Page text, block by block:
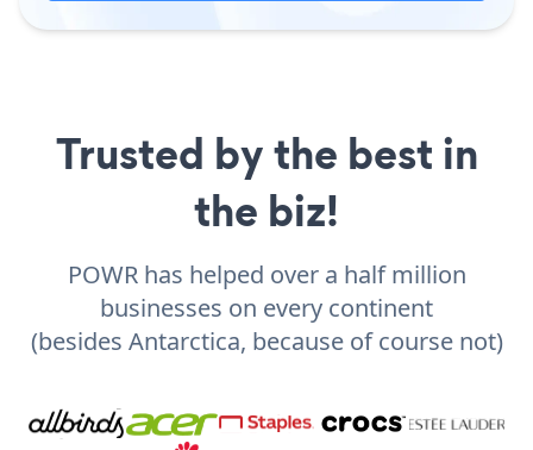
Trusted by the best in
the biz!
POWR has helped over a half million
businesses on every continent
(besides Antarctica, because of course not)